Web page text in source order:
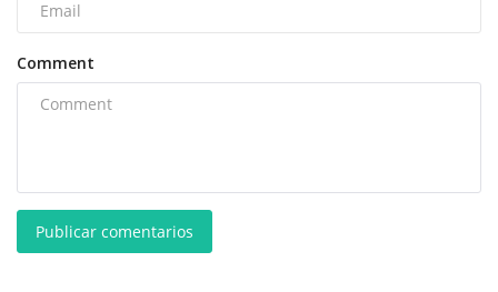
Comment
Publicar comentarios